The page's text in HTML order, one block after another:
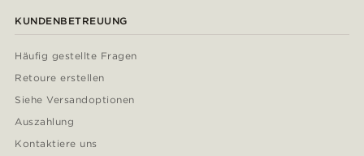
KUNDENBETREUUNG
Häufig gestellte Fragen
Retoure erstellen
Siehe Versandoptionen
Auszahlung
Kontaktiere uns